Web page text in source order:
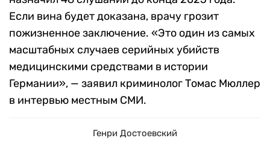
Если вина будет доказана, врачу грозит
пожизненное заключение. «Это один из самых
масштабных случаев серийных убийств
медицинскими средствами в истории
Германии», — заявил криминолог Томас Мюллер
в интервью местным СМИ.
Генри Достоевский